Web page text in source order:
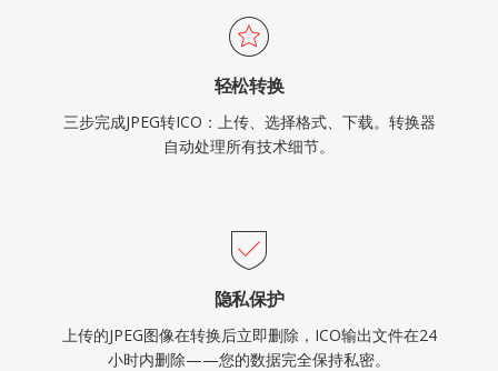
轻松转换
三步完成JPEG转ICO：上传、选择格式、下载。转换器
自动处理所有技术细节。
隐私保护
上传的JPEG图像在转换后立即删除，ICO输出文件在24
小时内删除——您的数据完全保持私密。